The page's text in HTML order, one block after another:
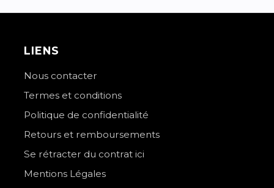
LIENS
Nous contacter
Termes et conditions
Politique de confidentialité
Retours et remboursements
Se rétracter du contrat ici
Mentions Légales